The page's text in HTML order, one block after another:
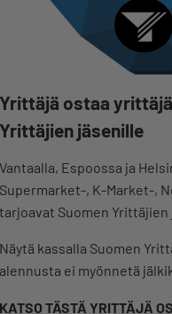
Yrittäjä ostaa
Yrittäjien jäsenille
Vantaalla, Espoossa ja
Supermarket-, K-Market-,
tarjoavat Suomen
Näytä kassalla Suomen
alennusta ei myönnetä
KATSO TÄSTÄ YRITTÄJÄ